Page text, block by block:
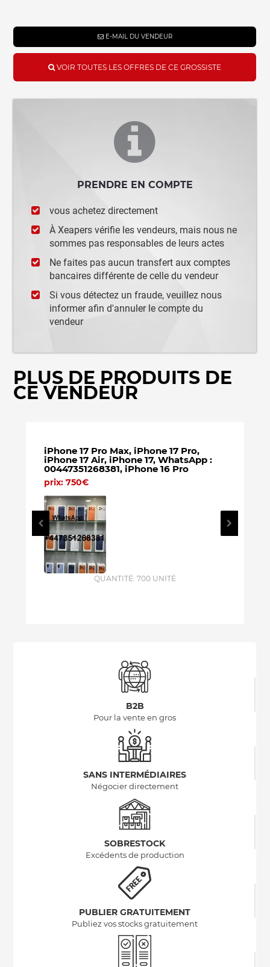
E-MAIL DU VENDEUR
VOIR TOUTES LES OFFRES DE CE GROSSISTE
PRENDRE EN COMPTE
vous achetez directement
À Xeapers vérifie les vendeurs, mais nous ne
sommes pas responsables de leurs actes
Ne faites pas aucun transfert aux comptes
bancaires différente de celle du vendeur
Si vous détectez un fraude, veuillez nous
informer afin d'annuler le compte du
vendeur
PLUS DE PRODUITS DE
CE VENDEUR
iPhone 17 Pro Max, iPhone 17 Pro,
iPhone 17 Air, iPhone 17, WhatsApp :
00447351268381, iPhone 16 Pro
prix: 750€
QUANTITÉ: 700 UNITÉ
B2B
Pour la vente en gros
SANS INTERMÉDIAIRES
Négocier directement
SOBRESTOCK
Excédents de production
PUBLIER GRATUITEMENT
Publiez vos stocks gratuitement